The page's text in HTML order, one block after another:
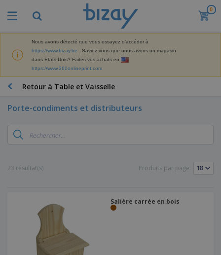
0
Nous avons détecté que vous essayez d'accéder à
https://www.bizay.be
. Saviez-vous que nous avons un magasin
dans Etats-Unis? Faites vos achats en
https://www.360onlineprint.com
Retour à Table et Vaisselle
Porte-condiments et distributeurs
23 résultat(s) Produits par page:
Salière carrée en bois